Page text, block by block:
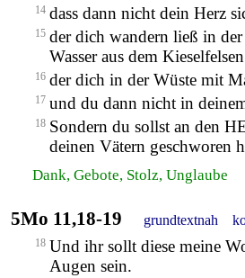
14 dass dann nicht dein Herz
15 der dich wandern ließ in
Wasser aus dem
16 der dich in der Wüste mit
17 und du dann nicht in
18 Sondern du sollst an den
deinen Vätern geschworen
Dank, Gebote, Stolz, Unglaube
5Mo 11,18-19 grundtextnah
18 Und ihr sollt diese meine
Augen sein.